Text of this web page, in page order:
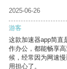
2025-06-26
游客
这款加速器app简直
作办公，都能畅享
候，经常因为网速
用担心了。